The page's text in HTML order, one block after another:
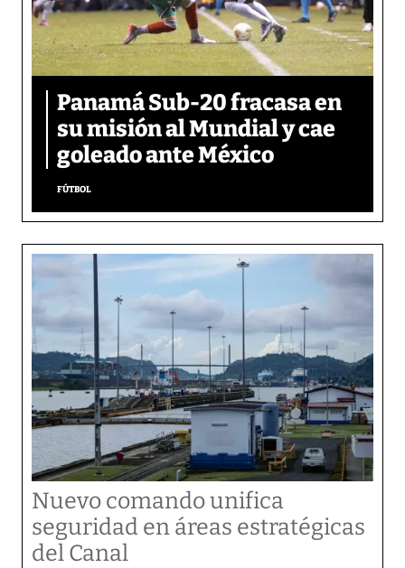
Panamá Sub-20 fracasa en
su misión al Mundial y cae
goleado ante México
FÚTBOL
Nuevo comando unifica
seguridad en áreas estratégicas
del Canal